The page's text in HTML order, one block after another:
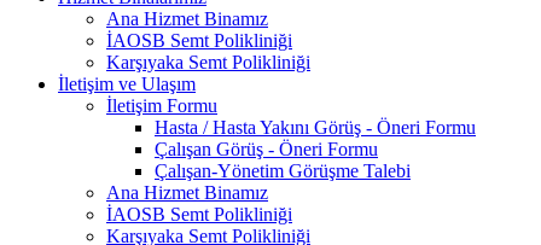
Ana Hizmet Binamız
İAOSB Semt Polikliniği
Karşıyaka Semt Polikliniği
İletişim ve Ulaşım
İletişim Formu
Hasta / Hasta Yakını Görüş - Öneri Formu
Çalışan Görüş - Öneri Formu
Çalışan-Yönetim Görüşme Talebi
Ana Hizmet Binamız
İAOSB Semt Polikliniği
Karşıyaka Semt Polikliniği